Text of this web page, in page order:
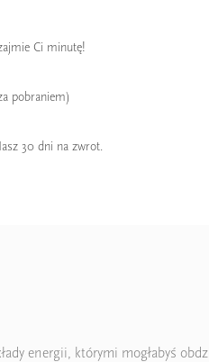
Ci minutę!
pobraniem)
30 dni na zwrot.
energii, którymi mogłabyś